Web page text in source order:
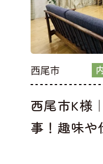
西尾市
西尾市K様
事！趣味や